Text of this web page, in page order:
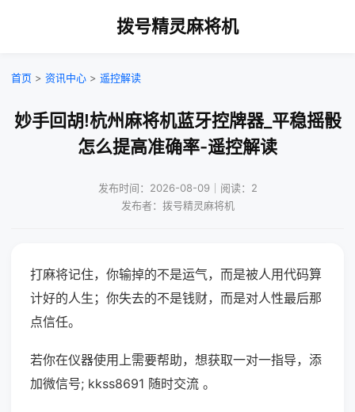
拨号精灵麻将机
首页 > 资讯中心 > 遥控解读
妙手回胡!杭州麻将机蓝牙控牌器_平稳摇骰
怎么提高准确率-遥控解读
发布时间：2026-08-09｜阅读：2
发布者：拨号精灵麻将机
打麻将记住，你输掉的不是运气，而是被人用代码算
计好的人生；你失去的不是钱财，而是对人性最后那
点信任。
若你在仪器使用上需要帮助，想获取一对一指导，添
加微信号; kkss8691 随时交流 。